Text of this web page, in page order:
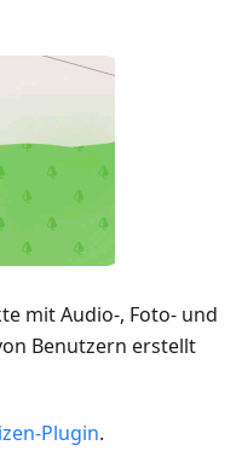
mit Audio-, Foto- und
Benutzern erstellt
Plugin.